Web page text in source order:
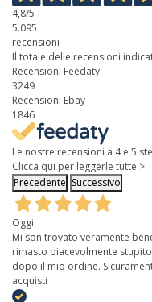
4,8/5
5.095
recensioni
Il totale delle recensioni
Recensioni Feedaty
3249
Recensioni Ebay
1846
Le nostre recensioni a 4 e 5
Clicca qui per leggerle tutte >
Precedente Successivo
Oggi
Mi son trovato veramente
rimasto piacevolmente
dopo il mio ordine.
acquisti